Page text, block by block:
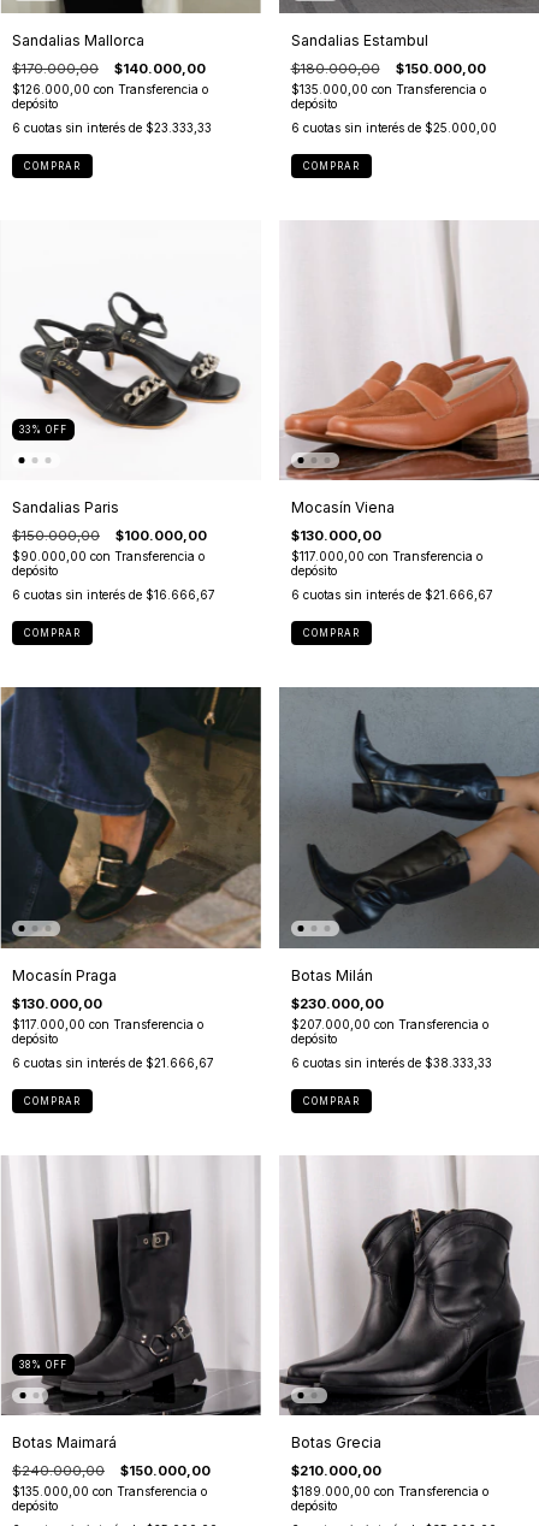
Sandalias Mallorca
$170.000,00 $140.000,00
$126.000,00 con Transferencia o
depósito
6 cuotas sin interés de $23.333,33
COMPRAR
Sandalias Estambul
$180.000,00 $150.000,00
$135.000,00 con Transferencia o
depósito
6 cuotas sin interés de $25.000,00
COMPRAR
33 % OFF
Sandalias Paris
$150.000,00 $100.000,00
$90.000,00 con Transferencia o
depósito
6 cuotas sin interés de $16.666,67
COMPRAR
Mocasín Viena
$130.000,00
$117.000,00 con Transferencia o
depósito
6 cuotas sin interés de $21.666,67
COMPRAR
Mocasín Praga
$130.000,00
$117.000,00 con Transferencia o
depósito
6 cuotas sin interés de $21.666,67
COMPRAR
Botas Milán
$230.000,00
$207.000,00 con Transferencia o
depósito
6 cuotas sin interés de $38.333,33
COMPRAR
38 % OFF
Botas Maimará
$240.000,00 $150.000,00
$135.000,00 con Transferencia o
depósito
Botas Grecia
$210.000,00
$189.000,00 con Transferencia o
depósito